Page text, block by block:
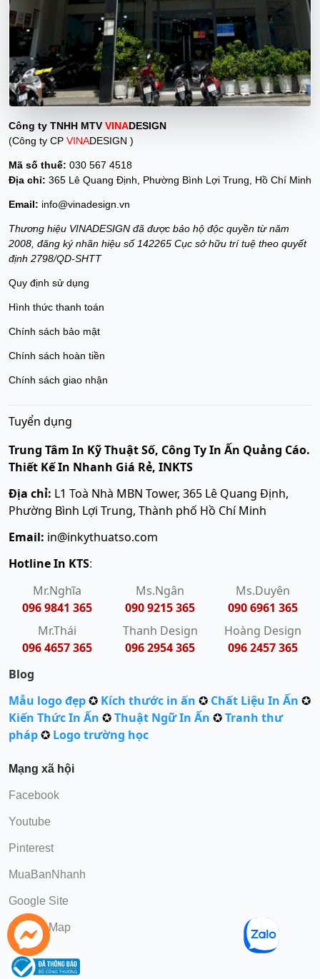
Công ty TNHH MTVVINADESIGN
(Công ty CP VINADESIGN )
Mã số thuế: 030 567 4518
Địa chỉ: 365 Lê Quang Định, Phường Bình Lợi Trung, Hồ Chí Minh
Email: info@vinadesign.vn
Thương hiệu VINADESIGN đã được bảo hộ độc quyền từ năm
2008, đăng ký nhãn hiệu số 142265 Cục sở hữu trí tuệ theo quyết
định 2798/QD-SHTT
Quy định sử dụng
Hình thức thanh toán
Chính sách bảo mật
Chính sách hoàn tiền
Chính sách giao nhận
Tuyển dụng
Trung Tâm In Kỹ Thuật Số, Công Ty In Ấn Quảng Cáo.
Thiết Kế In Nhanh Giá Rẻ, INKTS
Địa chỉ: L1 Toà Nhà MBN Tower, 365 Lê Quang Định,
Phường Bình Lợi Trung, Thành phố Hồ Chí Minh
Email: in@inkythuatso.com
Hotline In KTS:
Mr.Nghĩa
096 9841 365
Ms.Ngân
090 9215 365
Ms.Duyên
090 6961 365
Mr.Thái
096 4657 365
Thanh Design
096 2954 365
Hoàng Design
096 2457 365
Blog
Mẫu logo đẹp✪ Kích thước in ấn ✪ Chất Liệu In Ấn ✪
Kiến Thức In Ấn ✪Thuật Ngữ In Ấn ✪Tranh thư
pháp✪ Logo trường học
Mạng xã hội
Facebook
Youtube
Pinterest
MuaBanNhanh
Google Site
Google Map